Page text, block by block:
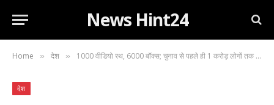
News Hint24
Home » देश » 1000 वीडियो रथ, 6000 बॉक्स; चुनाव से पहले ही 1 करोड़ लोगों तक पहुंचने का BJP ने क्यों शुरू किया महा-अभियान…
देश